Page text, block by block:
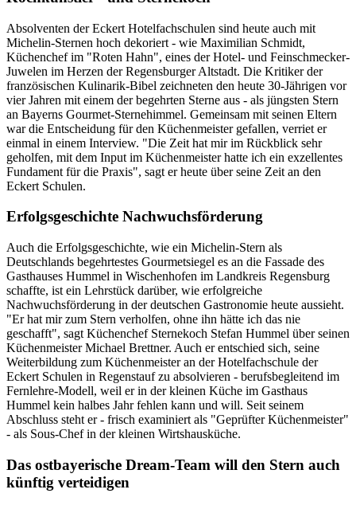
Absolventen der Eckert Hotelfachschulen sind heute auch mit
Michelin-Sternen hoch dekoriert - wie Maximilian Schmidt,
Küchenchef im "Roten Hahn", eines der Hotel- und Feinschmecker-
Juwelen im Herzen der Regensburger Altstadt. Die Kritiker der
französischen Kulinarik-Bibel zeichneten den heute 30-Jährigen vor
vier Jahren mit einem der begehrten Sterne aus - als jüngsten Stern
an Bayerns Gourmet-Sternehimmel. Gemeinsam mit seinen Eltern
war die Entscheidung für den Küchenmeister gefallen, verriet er
einmal in einem Interview. "Die Zeit hat mir im Rückblick sehr
geholfen, mit dem Input im Küchenmeister hatte ich ein exzellentes
Fundament für die Praxis", sagt er heute über seine Zeit an den
Eckert Schulen.
Erfolgsgeschichte Nachwuchsförderung
Auch die Erfolgsgeschichte, wie ein Michelin-Stern als
Deutschlands begehrtestes Gourmetsiegel es an die Fassade des
Gasthauses Hummel in Wischenhofen im Landkreis Regensburg
schaffte, ist ein Lehrstück darüber, wie erfolgreiche
Nachwuchsförderung in der deutschen Gastronomie heute aussieht.
"Er hat mir zum Stern verholfen, ohne ihn hätte ich das nie
geschafft", sagt Küchenchef Sternekoch Stefan Hummel über seinen
Küchenmeister Michael Brettner. Auch er entschied sich, seine
Weiterbildung zum Küchenmeister an der Hotelfachschule der
Eckert Schulen in Regenstauf zu absolvieren - berufsbegleitend im
Fernlehre-Modell, weil er in der kleinen Küche im Gasthaus
Hummel kein halbes Jahr fehlen kann und will. Seit seinem
Abschluss steht er - frisch examiniert als "Geprüfter Küchenmeister"
- als Sous-Chef in der kleinen Wirtshausküche.
Das ostbayerische Dream-Team will den Stern auch
künftig verteidigen